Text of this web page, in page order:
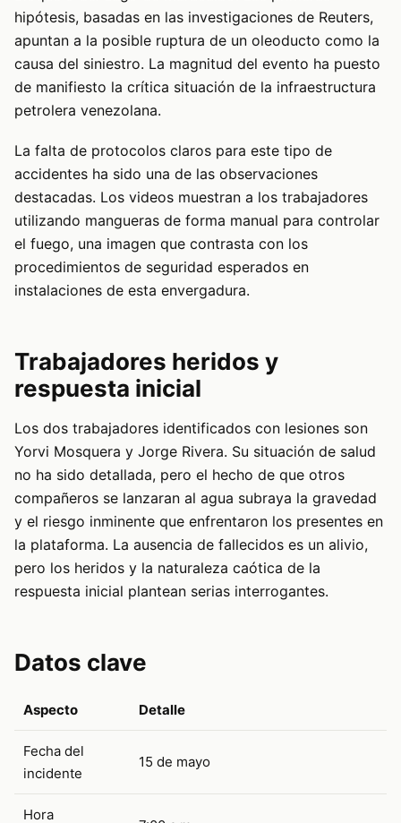
hipótesis, basadas en las investigaciones de Reuters,
apuntan a la posible ruptura de un oleoducto como la
causa del siniestro. La magnitud del evento ha puesto
de manifiesto la crítica situación de la infraestructura
petrolera venezolana.
La falta de protocolos claros para este tipo de
accidentes ha sido una de las observaciones
destacadas. Los videos muestran a los trabajadores
utilizando mangueras de forma manual para controlar
el fuego, una imagen que contrasta con los
procedimientos de seguridad esperados en
instalaciones de esta envergadura.
Trabajadores heridos y
respuesta inicial
Los dos trabajadores identificados con lesiones son
Yorvi Mosquera y Jorge Rivera. Su situación de salud
no ha sido detallada, pero el hecho de que otros
compañeros se lanzaran al agua subraya la gravedad
y el riesgo inminente que enfrentaron los presentes en
la plataforma. La ausencia de fallecidos es un alivio,
pero los heridos y la naturaleza caótica de la
respuesta inicial plantean serias interrogantes.
Datos clave
Aspecto Detalle
Fecha del
incidente
15 de mayo
Hora